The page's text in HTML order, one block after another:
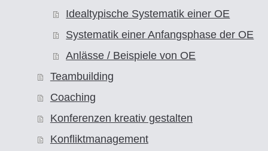
Idealtypische Systematik einer OE
Systematik einer Anfangsphase der OE
Anlässe / Beispiele von OE
Teambuilding
Coaching
Konferenzen kreativ gestalten
Konfliktmanagement